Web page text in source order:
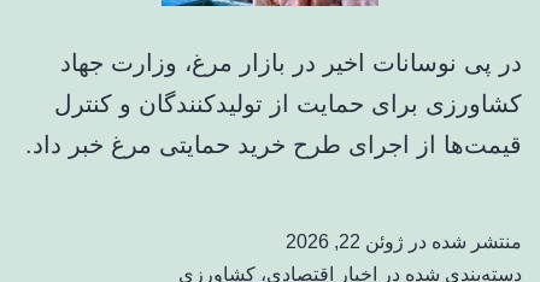
در پی نوسانات اخیر در بازار مرغ، وزارت جهاد
کشاورزی برای حمایت از تولیدکنندگان و کنترل
قیمت‌ها از اجرای طرح خرید حمایتی مرغ خبر داد.
منتشر شده در ژوئن 22, 2026
دسته‌بندی شده در
اخبار اقتصادی، کشاورزی